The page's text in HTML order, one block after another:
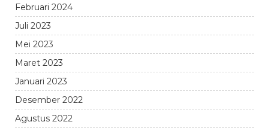
Februari 2024
Juli 2023
Mei 2023
Maret 2023
Januari 2023
Desember 2022
Agustus 2022